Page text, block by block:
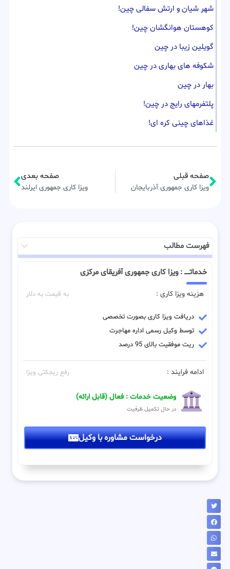
شهر شیان و ارتش سفالی چین!
کوهستان هوانگشان چین!
گویلین زیبا در چین
شکوفه های بهاری در چین
بهار در چین
پلتفرمهای رایج در چین!
غذاهای چینی کره ای!
صفحه قبلی
ویزا کاری جمهوری آذربایجان
صفحه بعدی
ویزا کاری جمهوری ایرلند
فهرست مطالب
خدماتـــــ : ویزا کاری جمهوری آفریقای مرکزی
هزینه ویزا کاری : به قیمت به دلار
دریافت ویزا کاری بصورت تخصصی
توسط وکیل رسمی اداره مهاجرت
ریت موفقیت بالای 95 درصد
ادامه فرایند : رفع ریجکتی ویزا
وضعیت خدمات : فعال (قابل ارائه)
در حال تکمیل ظرفیت
درخواست مشاوره با وکیل